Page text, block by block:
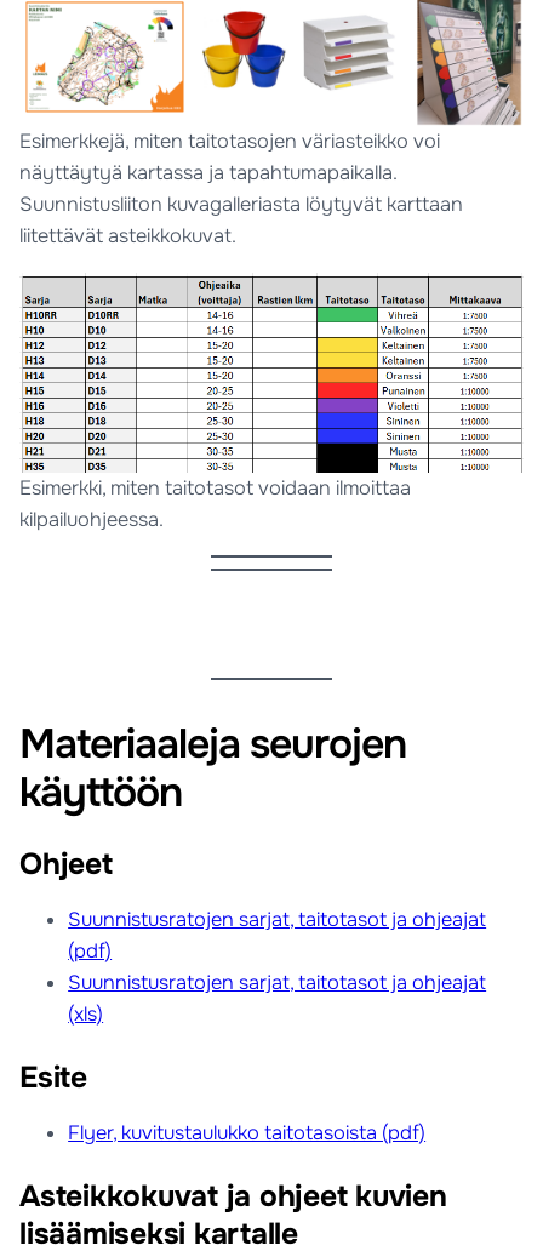
Esimerkkejä, miten taitotasojen väriasteikko voi
näyttäytyä kartassa ja tapahtumapaikalla.
Suunnistusliiton kuvagalleriasta löytyvät karttaan
liitettävät asteikkokuvat.
Esimerkki, miten taitotasot voidaan ilmoittaa
kilpailuohjeessa.
Materiaaleja seurojen
käyttöön
Ohjeet
Suunnistusratojen sarjat, taitotasot ja ohjeajat
(pdf)
Suunnistusratojen sarjat, taitotasot ja ohjeajat
(xls)
Esite
Flyer, kuvitustaulukko taitotasoista (pdf)
Asteikkokuvat ja ohjeet kuvien
lisäämiseksi kartalle